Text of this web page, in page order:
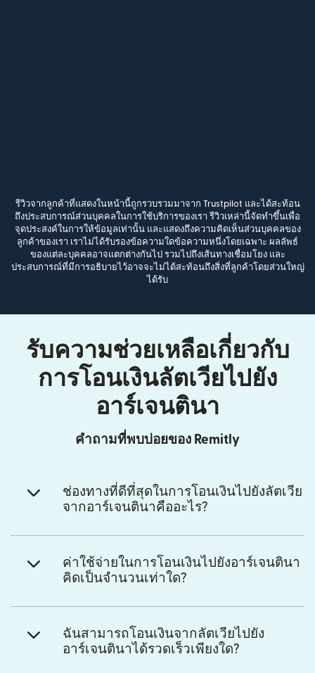
รีวิวจากลูกค้าที่แสดงในหน้านี้ถูกรวบรวมมาจาก Trustpilot และได้สะท้อน
ถึงประสบการณ์ส่วนบุคคลในการใช้บริการของเรา รีวิวเหล่านี้จัดทำขึ้นเพื่อ
จุดประสงค์ในการให้ข้อมูลเท่านั้น และแสดงถึงความคิดเห็นส่วนบุคคลของ
ลูกค้าของเรา เราไม่ได้รับรองข้อความใดข้อความหนึ่งโดยเฉพาะ ผลลัพธ์
ของแต่ละบุคคลอาจแตกต่างกันไป รวมไปถึงเส้นทางเชื่อมโยง และ
ประสบการณ์ที่มีการอธิบายไว้อาจจะไม่ได้สะท้อนถึงสิ่งที่ลูกค้าโดยส่วนใหญ่
ได้รับ
รับความช่วยเหลือเกี่ยวกับ
การโอนเงินลัตเวียไปยัง
อาร์เจนตินา
คำถามที่พบบ่อยของ Remitly
ช่องทางที่ดีที่สุดในการโอนเงินไปยังลัตเวีย
จากอาร์เจนตินาคืออะไร?
ค่าใช้จ่ายในการโอนเงินไปยังอาร์เจนตินา
คิดเป็นจำนวนเท่าใด?
ฉันสามารถโอนเงินจากลัตเวียไปยัง
อาร์เจนตินาได้รวดเร็วเพียงใด?